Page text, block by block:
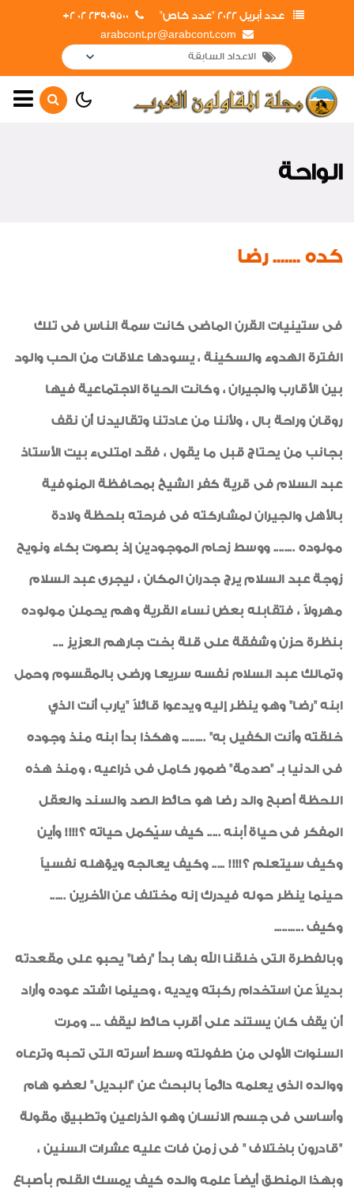
عدد أبريل 2022 "عدد خاص"
23909500 02 2+
arabcont.pr@arabcont.com
رياضة
خواطر إيمانية
الواحة
صور من العدد
الواحة
كده ....... رضا
فى ستينيات القرن الماضى كانت سمة الناس فى تلك
الفترة الهدوء والسكينة ، يسودها علاقات من الحب والود
بين الأقارب والجيران ، وكانت الحياة الاجتماعية فيها
روقان وراحة بال ، ولأننا من عادتنا وتقاليدنا أن نقف
بجانب من يحتاج قبل ما يقول ، فقد امتلىء بيت الأستاذ
عبد السلام فى قرية كفر الشيخ بمحافظة المنوفية
بالأهل والجيران لمشاركته فى فرحته بلحظة ولادة
مولوده ........ ووسط زحام الموجودين إذ بصوت بكاء ونويح
زوجة عبد السلام يرج جدران المكان ، ليجرى عبد السلام
مهرولاً ، فتقابله بعض نساء القرية وهم يحملن مولوده
بنظرة حزن وشفقة على قلة بخت جارهم العزيز ....
وتمالك عبد السلام نفسه سريعا ورضى بالمقسوم وحمل
ابنه "رضا" وهو ينظر إليه ويدعوا قائلاً "يارب أنت الذي
خلقته وأنت الكفيل به" ......... وهكذا بدأ ابنه منذ وجوده
فى الدنيا بـ "صدمة" ضمور كامل فى ذراعيه ، ومنذ هذه
اللحظة أصبح والد رضا هو حائط الصد والسند والعقل
المفكر فى حياة أبنه ..... كيف سيٌكمل حياته ؟!!!! وأين
وكيف سيتعلم ؟!!!! ..... وكيف يعالجه ويؤهله نفسياً
حينما ينظر حوله فيدرك إنه مختلف عن الأخرين ......
وكيف ...........
وبالفطرة التى خلقنا الله بها بدأ "رضا" يحبو على مقعدته
بديلاً عن استخدام ركبته ويديه ، وحينما اشتد عوده وأراد
أن يقف كان يستند على أقرب حائط ليقف .... ومرت
السنوات الأولى من طفولته وسط أسرته التى تحبه وترعاه
ووالده الذى يعلمه دائماً بالبحث عن "البديل" لعضو هام
وأساسى فى جسم الانسان وهو الذراعين وتطبيق مقولة
"قادرون باختلاف " فى زمن فات عليه عشرات السنين ،
وبهذا المنطق أيضاً علمه والده كيف يمسك القلم بأصباع